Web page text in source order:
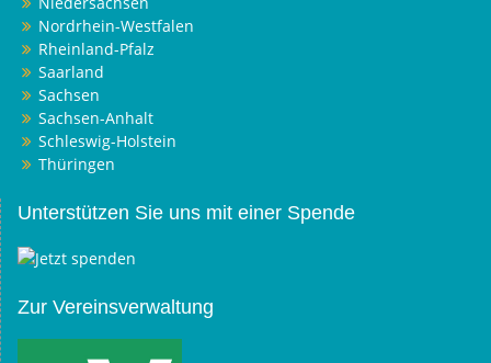
Nordrhein-Westfalen
Rheinland-Pfalz
Saarland
Sachsen
Sachsen-Anhalt
Schleswig-Holstein
Thüringen
Unterstützen Sie uns mit einer Spende
Zur Vereinsverwaltung